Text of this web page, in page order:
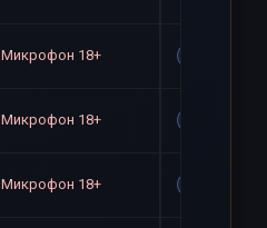
Микрофон 18+
Микрофон 18+
Микрофон 18+